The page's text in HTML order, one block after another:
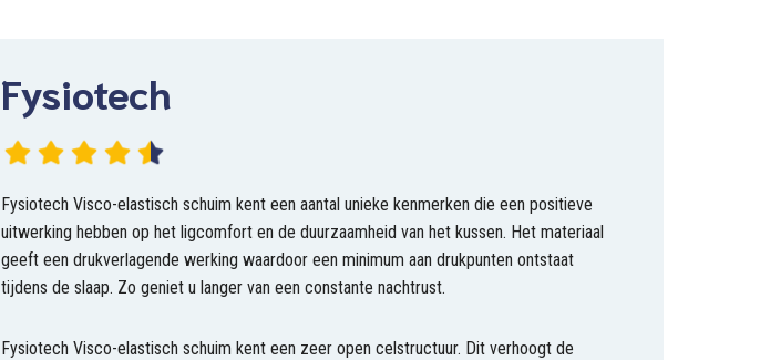
Fysiotech
Fysiotech Visco-elastisch schuim kent een aantal unieke kenmerken die een positieve
uitwerking hebben op het ligcomfort en de duurzaamheid van het kussen. Het materiaal
geeft een drukverlagende werking waardoor een minimum aan drukpunten ontstaat
tijdens de slaap. Zo geniet u langer van een constante nachtrust.
Fysiotech Visco-elastisch schuim kent een zeer open celstructuur. Dit verhoogt de